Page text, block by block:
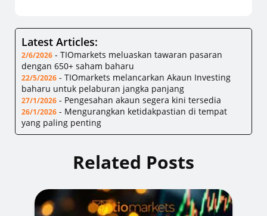
Latest Articles:
2/6/2026 - TIOmarkets meluaskan tawaran pasaran
dengan 650+ saham baharu
22/5/2026 - TIOmarkets melancarkan Akaun Investing
baharu untuk pelaburan jangka panjang
27/1/2026 - Pengesahan akaun segera kini tersedia
26/1/2026 - Mengurangkan ketidakpastian di tempat
yang paling penting
Related Posts